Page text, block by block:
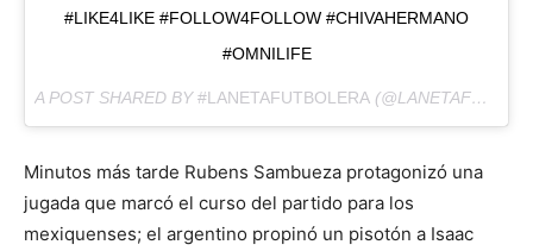
#LIKE4LIKE #FOLLOW4FOLLOW #CHIVAHERMANO
#OMNILIFE
A POST SHARED BY#LANETAFUTBOLERA (@LANETAFUTBOLERA) ON
Minutos más tarde Rubens Sambueza protagonizó una
jugada que marcó el curso del partido para los
mexiquenses; el argentino propinó un pisotón a Isaac